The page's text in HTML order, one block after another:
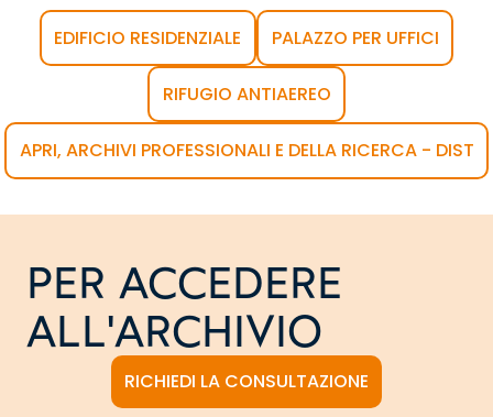
EDIFICIO RESIDENZIALE PALAZZO PER UFFICI
RIFUGIO ANTIAEREO
APRI, ARCHIVI PROFESSIONALI E DELLA RICERCA - DIST
PER ACCEDERE
ALL'ARCHIVIO
RICHIEDI LA CONSULTAZIONE